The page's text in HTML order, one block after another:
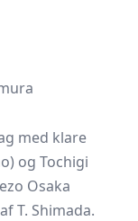
med klare
og Tochigi
Osaka
T. Shimada.